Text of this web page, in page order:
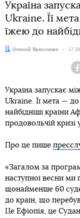
Україна
Ukraine. Її
їжею до
Автор:
Олексій Ярмоленко Дата:
Україна запускає
Ukraine. Її мета —
найбідніші країни
продовольчій кризі у
Про це пише
«Загалом за
наступної весни ми
щонайменше 60
до країн, що
Це Ефіопія, це